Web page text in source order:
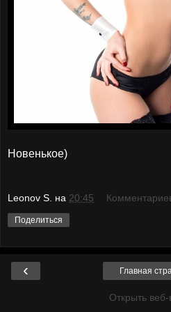
Новенькое)
Leonov S. на 20:45
Поделиться
‹ Главная
Открыть